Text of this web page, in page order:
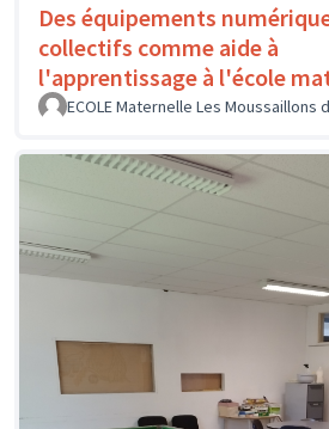
Des équipements
collectifs comme aide à
l'apprentissage à l'école
ECOLE Maternelle Les Moussaillons